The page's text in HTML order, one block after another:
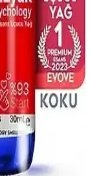
ve koku
isteyenler için
Koku Özellikleri
beklentilerine uygun
yorumlarına
faktörlerdir.
İçin
notalarıyla günlük
Ofis ve günlük